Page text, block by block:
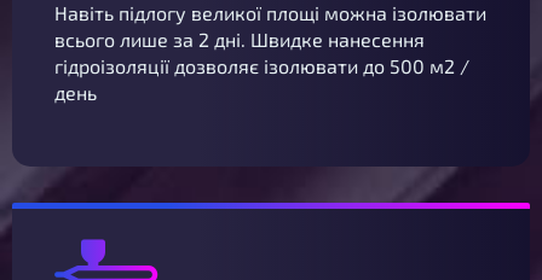
Навіть підлогу великої площі можна ізолювати
всього лише за 2 дні. Швидке нанесення
гідроізоляції дозволяє ізолювати до 500 м2 /
день